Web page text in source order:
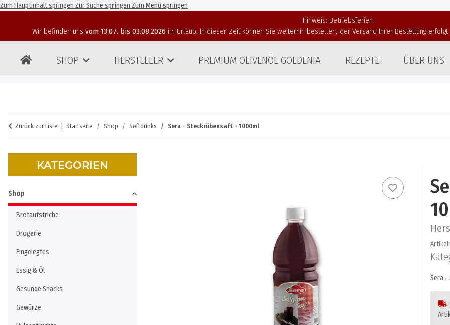
Zum Hauptinhalt springen Zur Suche springen Zum Menü springen
Hinweis: Betriebsferien
Wir befinden uns vom 13.07. bis 03.08.2026 im Urlaub. In dieser Zeit können Sie weiterhin bestellen, der Versand Ihrer Bestellung
SHOP HERSTELLER PREMIUM OLIVENÖL GOLDENIA REZEPTE ÜBER UNS
Zurück zur Liste Startseite Shop Softdrinks Sera - Steckrübensaft - 1000ml
Sera -
KATEGORIEN
Shop
Brotaufstriche
Drogerie
Eingelegtes
Essig & Öl
Gesunde Snacks
Gewürze